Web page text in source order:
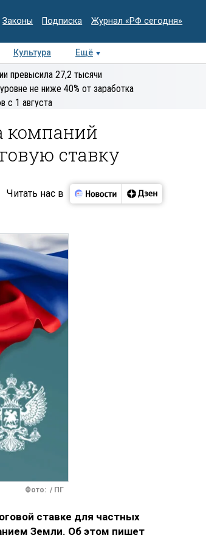
Законы Подписка Журнал «РФ сегодня»
Культура Ещё
Колумнисты
превысила 27,2 тысячи
не ниже 40% от заработка
с 1 августа
компаний
ставку
Читать нас в
Фото: / ПГ
ставке для частных
Земли. Об этом пишет